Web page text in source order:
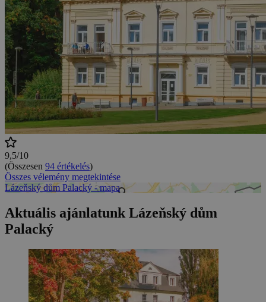
9,5/10
(Összesen 94 értékelés)
Összes vélemény megtekintése
Lázeňský dům Palacký - mapa
Aktuális ajánlatunk Lázeňský dům
Palacký